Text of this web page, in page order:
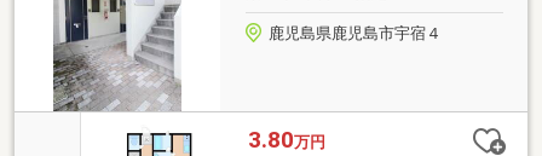
鹿児島県鹿児島市宇宿４
3.80万円